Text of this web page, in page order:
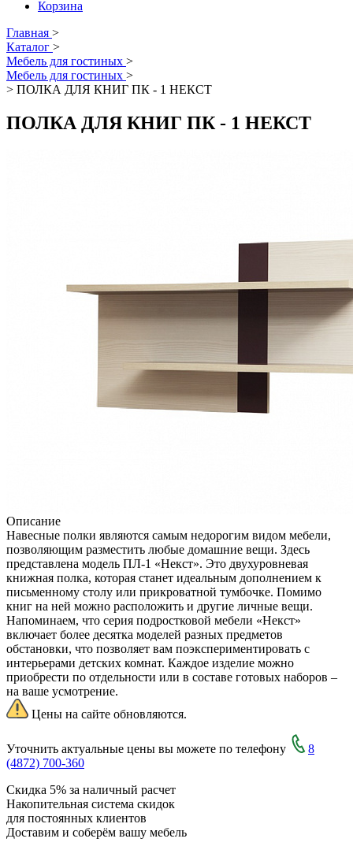
Корзина
Главная >
Каталог >
Мебель для гостиных >
Мебель для гостиных >
> ПОЛКА ДЛЯ КНИГ ПК - 1 НЕКСТ
ПОЛКА ДЛЯ КНИГ ПК - 1 НЕКСТ
Описание
Навесные полки являются самым недорогим видом мебели,
позволяющим разместить любые домашние вещи. Здесь
представлена модель ПЛ-1 «Некст». Это двухуровневая
книжная полка, которая станет идеальным дополнением к
письменному столу или прикроватной тумбочке. Помимо
книг на ней можно расположить и другие личные вещи.
Напоминаем, что серия подростковой мебели «Некст»
включает более десятка моделей разных предметов
обстановки, что позволяет вам поэкспериментировать с
интерьерами детских комнат. Каждое изделие можно
приобрести по отдельности или в составе готовых наборов –
на ваше усмотрение.
Цены на сайте обновляются.
Уточнить актуальные цены вы можете по телефону
8
(4872) 700-360
Скидка 5% за наличный расчет
Накопительная система скидок
для постоянных клиентов
Доставим и соберём вашу мебель